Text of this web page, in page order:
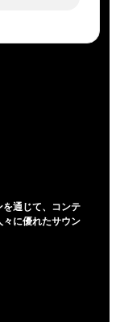
通じて、コンテ
々に優れたサウン